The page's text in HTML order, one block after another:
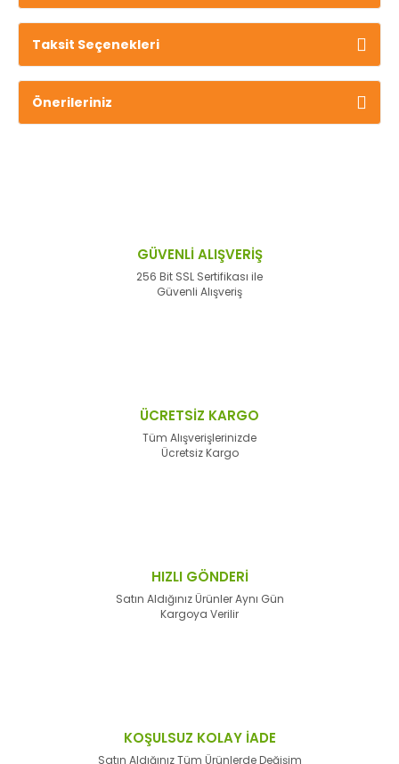
Taksit Seçenekleri
Önerileriniz
GÜVENLİ ALIŞVERİŞ
256 Bit SSL Sertifikası ile
Güvenli Alışveriş
ÜCRETSİZ KARGO
Tüm Alışverişlerinizde
Ücretsiz Kargo
HIZLI GÖNDERİ
Satın Aldığınız Ürünler Aynı Gün
Kargoya Verilir
KOŞULSUZ KOLAY İADE
Satın Aldığınız Tüm Ürünlerde Değişim